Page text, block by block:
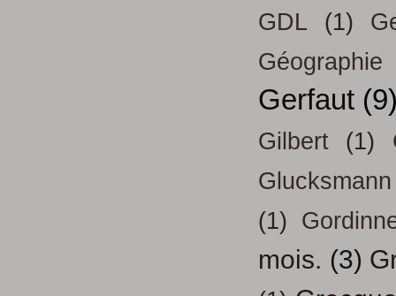
GDL (1)
Géographie
Gerfaut
Gilbert (1)
Glucksmann
(1)
mois. (3)